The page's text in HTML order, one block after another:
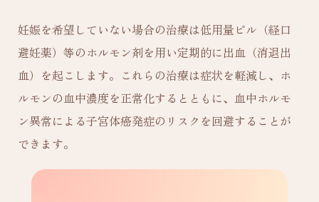
妊娠を希望していない場合の治療は低用量ピル（経口
避妊薬）等のホルモン剤を用い定期的に出血（消退出
血）を起こします。これらの治療は症状を軽減し、ホ
ルモンの血中濃度を正常化するとともに、血中ホルモ
ン異常による子宮体癌発症のリスクを回避することが
できます。